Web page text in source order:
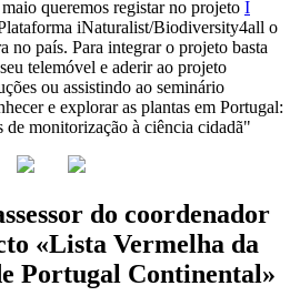
queremos registar no projeto I
iNaturalist/Biodiversity4all o
no país. Para integrar o projeto basta
telemóvel e aderir ao projeto
ou assistindo ao seminário
e explorar as plantas em Portugal:
de monitorização à ciência cidadã"
do coordenador
«Lista Vermelha da
Portugal Continental»